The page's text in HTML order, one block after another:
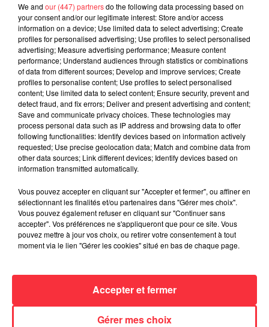
Back Home Comfortably NumbThe Show Must Go OnIn
The FleshRun Like Hell Waiting For The WormsStop
Trial Outside The Wall
Fil actus
La version réécrite de « Beautiful Day »
interprétée lors des...
Weezer prépare la sortie de son nouvel
album en dévoilant une...
Queens of the Stone Age lance une ligne
We and our (447) partnersdo the following data processing based on
your consent and/or our legitimate interest: Store and/or access
information on a device; Use limited data to select advertising; Create
profiles for personalised advertising; Use profiles to select personalised
advertising; Measure advertising performance; Measure content
performance; Understand audiences through statistics or combinations
of data from different sources; Develop and improve services; Create
profiles to personalise content; Use profiles to select personalised
content; Use limited data to select content; Ensure security, prevent and
detect fraud, and fix errors; Deliver and present advertising and content;
Save and communicate privacy choices. These technologies may
process personal data such as IP address and browsing data to offer
following functionalities: Identify devices based on information actively
requested; Use precise geolocation data; Match and combine data from
other data sources; Link different devices; Identify devices based on
information transmitted automatically.
Vous pouvez accepter en cliquant sur "Accepter et fermer", ou affiner en
sélectionnant les finalités et/ou partenaires dans "Gérer mes choix".
Vous pouvez également refuser en cliquant sur "Continuer sans
accepter". Vos préférences ne s'appliqueront que pour ce site. Vous
pouvez mettre à jour vos choix, ou retirer votre consentement à tout
moment via le lien "Gérer les cookies" situé en bas de chaque page.
Gérer mes choix
Accepter et fermer